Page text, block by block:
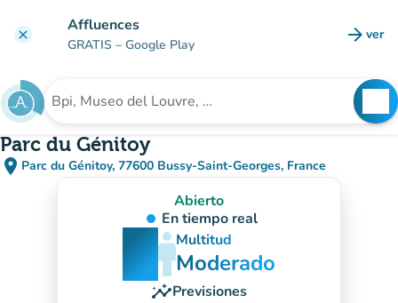
clear Affluences
GRATIS – Google Play arrow_forward ver
Buscar un establecimiento
Parc du Génitoy
place Parc du Génitoy, 77600 Bussy-Saint-Georges, France
(abrir en Google Maps)
(nueva pestaña)
Abierto
En tiempo real
man
man
manMultitud
Moderado
insightsPrevisiones